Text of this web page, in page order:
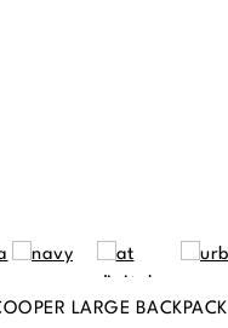
LARGE BACKPACK